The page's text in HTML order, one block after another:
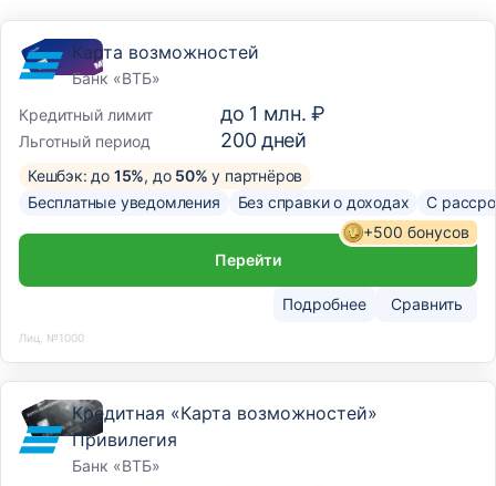
Карта возможностей
Банк «ВТБ»
Кредитный лимит
до 1 млн. ₽
Льготный период 200дней
Кешбэк: до 15%, до 50% у партнёров
Бесплатные уведомления
Без справки о доходах С
Подробнее Сравнить
+500 бонусов
Перейти
Лиц. №1000
Кредитная «Карта возможностей»
Привилегия
Банк «ВТБ»